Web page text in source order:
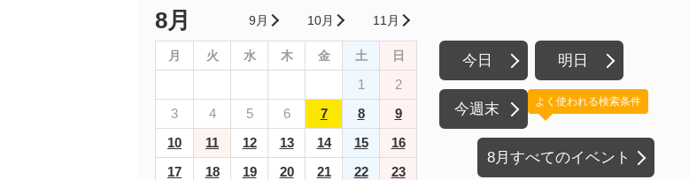
8月 9月 10月 11月
月 火 水 木 金 土 日
1
2
3
4 5 6 7 8
9
10
11 12 13 14 15
16
17
18 19 20 21 22
23
今日 明日
今週末
8月すべてのイベント
よく使われる検索条件